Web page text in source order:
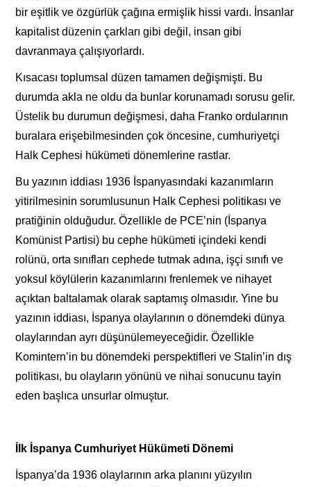
bir eşitlik ve özgürlük çağına ermişlik hissi vardı. İnsanlar
kapitalist düzenin çarkları gibi değil, insan gibi
davranmaya çalışıyorlardı.
Kısacası toplumsal düzen tamamen değişmişti. Bu
durumda akla ne oldu da bunlar korunamadı sorusu gelir.
Üstelik bu durumun değişmesi, daha Franko ordularının
buralara erişebilmesinden çok öncesine, cumhuriyetçi
Halk Cephesi hükümeti dönemlerine rastlar.
Bu yazının iddiası 1936 İspanyasındaki kazanımların
yitirilmesinin sorumlusunun Halk Cephesi politikası ve
pratiğinin olduğudur. Özellikle de PCE’nin (İspanya
Komünist Partisi) bu cephe hükümeti içindeki kendi
rolünü, orta sınıfları cephede tutmak adına, işçi sınıfı ve
yoksul köylülerin kazanımlarını frenlemek ve nihayet
açıktan baltalamak olarak saptamış olmasıdır. Yine bu
yazının iddiası, İspanya olaylarının o dönemdeki dünya
olaylarından ayrı düşünülemeyeceğidir. Özellikle
Komintern’in bu dönemdeki perspektifleri ve Stalin’in dış
politikası, bu olayların yönünü ve nihai sonucunu tayin
eden başlıca unsurlar olmuştur.
İlk İspanya Cumhuriyet Hükümeti Dönemi
İspanya’da 1936 olaylarının arka planını yüzyılın